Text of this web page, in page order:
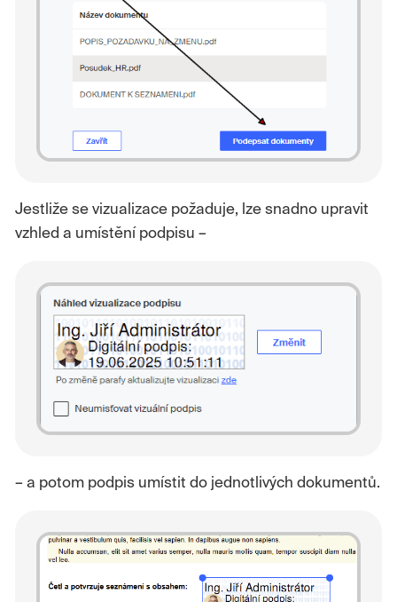
Jestliže se vizualizace požaduje, lze snadno upravit
vzhled a umístění podpisu –
– a potom podpis umístit do jednotlivých dokumentů.